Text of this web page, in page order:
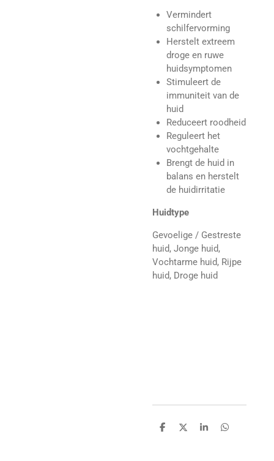
Vermindert
schilfervorming
Herstelt extreem
droge en ruwe
huidsymptomen
Stimuleert de
immuniteit van de
huid
Reduceert roodheid
Reguleert het
vochtgehalte
Brengt de huid in
balans en herstelt
de huidirritatie
Huidtype
Gevoelige / Gestreste
huid, Jonge huid,
Vochtarme huid, Rijpe
huid, Droge huid
D
D
S
D